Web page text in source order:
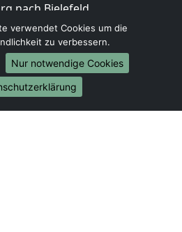
nach Bielefeld
nach Bonn
nach Münster
nach Brasilien
nach Brunei Darussalam
verwendet Cookies um die
zu verbessern.
Nur notwendige Cookies